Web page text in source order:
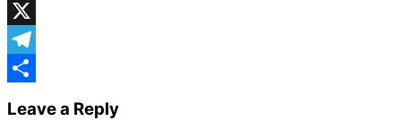
Facebook
X
Telegram
Leave a Reply